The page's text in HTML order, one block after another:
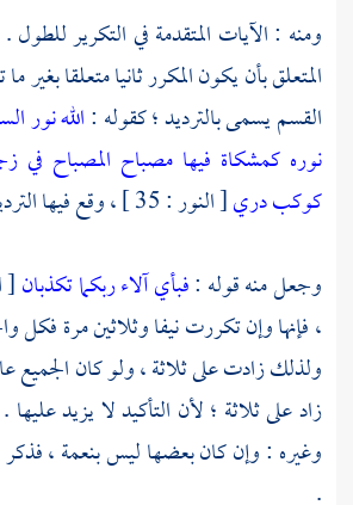
ومنه : الآيات المتقدمة في التكرير
المتعلق بأن يكون المكرر ثانيا متعلقا بغير
القسم يسمى بالترديد ؛ كقوله :الله نور
نوره كمشكاة فيها مصباح المصباح في
كوكب دري[ النور : 35 ] ، وقع فيها الترديد أربع مرات .
وجعل منه قوله :فبأي آلاء ربكما تكذبان
، فإنها وإن تكررت نيفا وثلاثين مرة فكل
ولذلك زادت على ثلاثة ، ولو كان الجميع
زاد على ثلاثة ؛ لأن التأكيد لا يزيد عليها
وغيره : وإن كان بعضها ليس بنعمة ، فذكر
.